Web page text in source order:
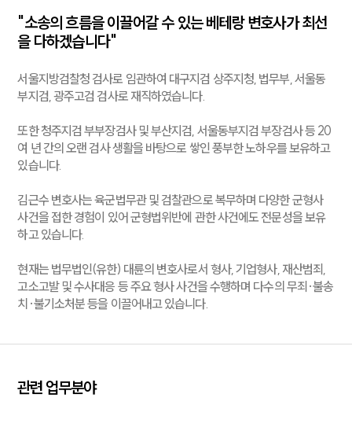
"소송의 흐름을 이끌어갈 수 있는 베테랑 변호사가 최선
을 다하겠습니다"
서울지방검찰청 검사로 임관하여 대구지검 상주지청, 법무부, 서울동
부지검, 광주고검 검사로 재직하였습니다.
또한 청주지검 부부장검사 및 부산지검, 서울동부지검 부장검사 등 20
여 년 간의 오랜 검사 생활을 바탕으로 쌓인 풍부한 노하우를 보유하고
있습니다.
김근수 변호사는 육군법무관 및 검찰관으로 복무하며 다양한 군형사
사건을 접한 경험이 있어 군형법위반에 관한 사건에도 전문성을 보유
하고 있습니다.
현재는 법무법인(유한) 대륜의 변호사로서 형사, 기업형사, 재산범죄,
고소고발 및 수사대응 등 주요 형사 사건을 수행하며 다수의 무죄·불송
치·불기소처분 등을 이끌어내고 있습니다.
관련 업무분야